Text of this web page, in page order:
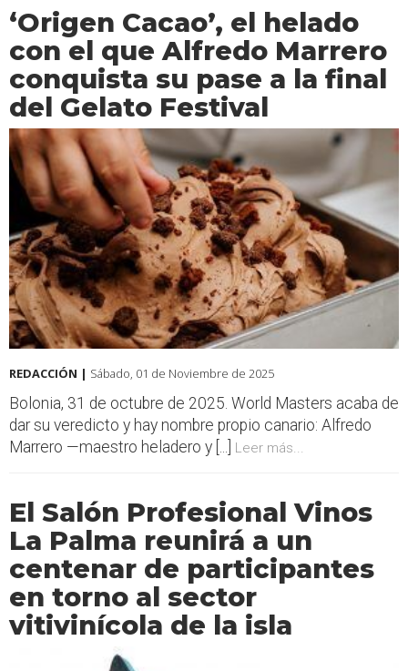
‘Origen Cacao’, el helado
con el que Alfredo Marrero
conquista su pase a la final
del Gelato Festival
REDACCIÓN | Sábado, 01 de Noviembre de 2025
Bolonia, 31 de octubre de 2025. World Masters acaba de
dar su veredicto y hay nombre propio canario: Alfredo
Marrero —maestro heladero y [...]
Leer más...
El Salón Profesional Vinos
La Palma reunirá a un
centenar de participantes
en torno al sector
vitivinícola de la isla